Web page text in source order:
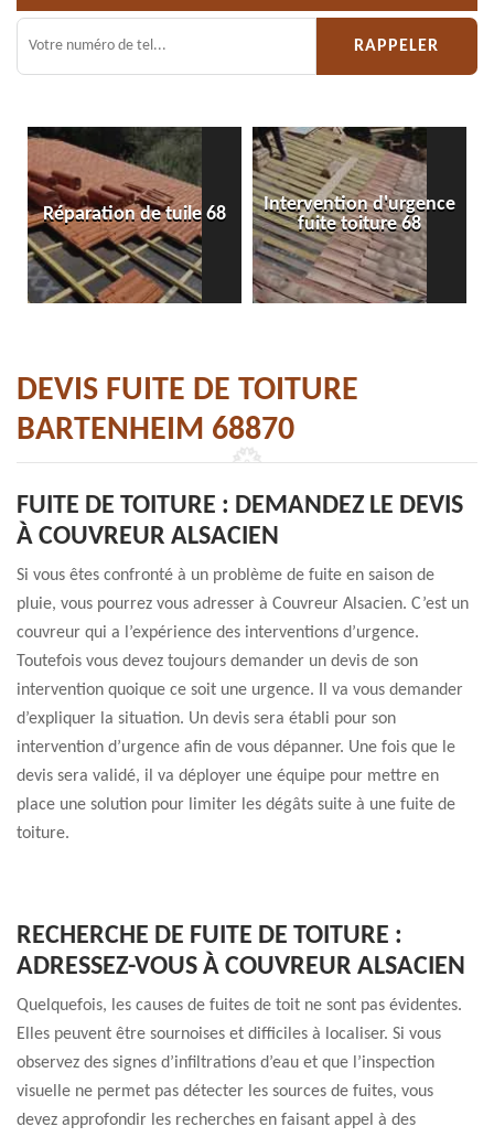
Réparation de tuile 68
Intervention d'urgence
fuite toiture 68
DEVIS FUITE DE TOITURE
BARTENHEIM 68870
FUITE DE TOITURE : DEMANDEZ LE DEVIS
À COUVREUR ALSACIEN
Si vous êtes confronté à un problème de fuite en saison de
pluie, vous pourrez vous adresser à Couvreur Alsacien. C’est un
couvreur qui a l’expérience des interventions d’urgence.
Toutefois vous devez toujours demander un devis de son
intervention quoique ce soit une urgence. Il va vous demander
d’expliquer la situation. Un devis sera établi pour son
intervention d’urgence afin de vous dépanner. Une fois que le
devis sera validé, il va déployer une équipe pour mettre en
place une solution pour limiter les dégâts suite à une fuite de
toiture.
RECHERCHE DE FUITE DE TOITURE :
ADRESSEZ-VOUS À COUVREUR ALSACIEN
Quelquefois, les causes de fuites de toit ne sont pas évidentes.
Elles peuvent être sournoises et difficiles à localiser. Si vous
observez des signes d’infiltrations d’eau et que l’inspection
visuelle ne permet pas détecter les sources de fuites, vous
devez approfondir les recherches en faisant appel à des